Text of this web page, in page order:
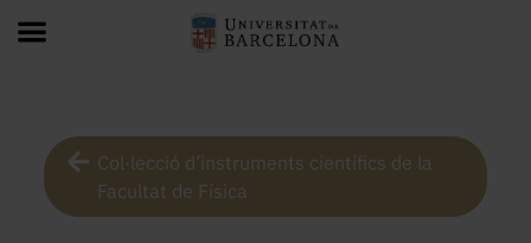
Col·lecció d’instruments científics de la
Facultat de Física